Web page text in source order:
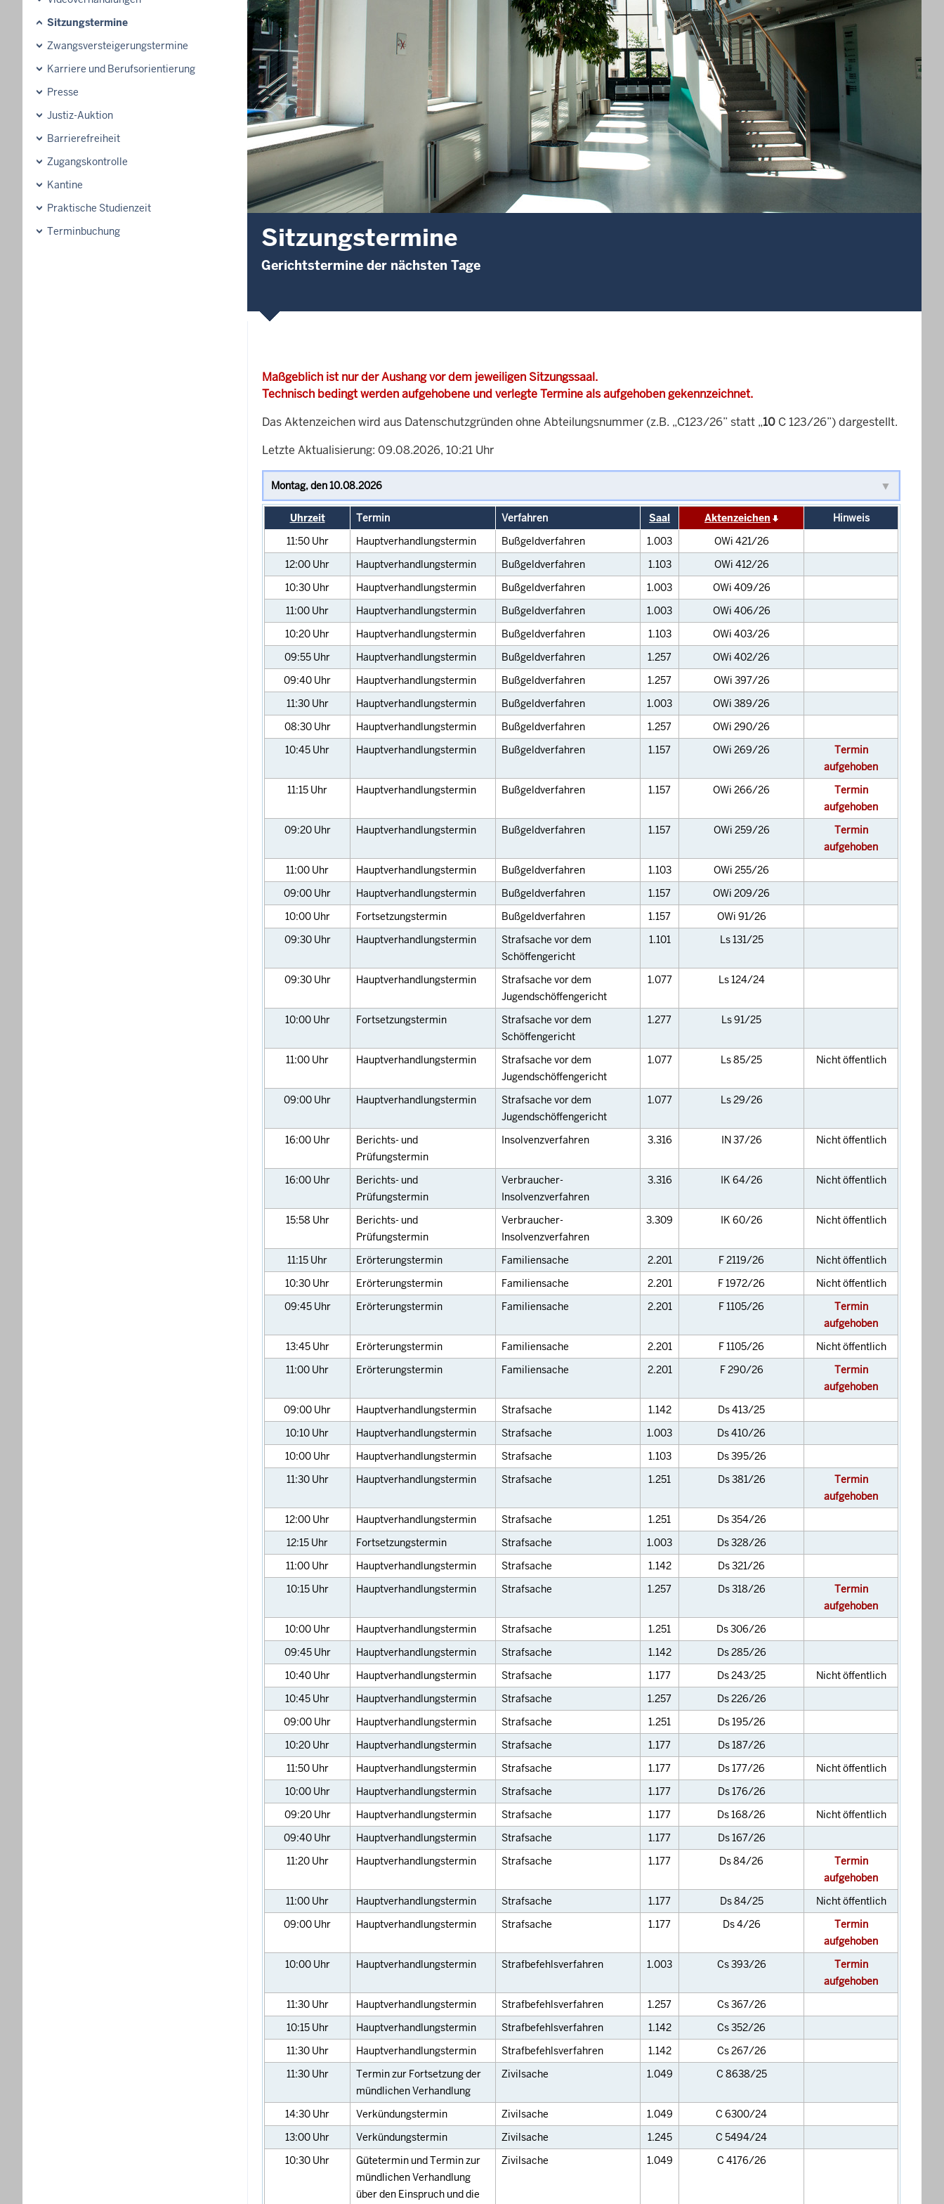
Sitzungstermine
Zwangsversteigerungstermine
Karriere und Berufsorientierung
Presse
Justiz-Auktion
Barrierefreiheit
Zugangskontrolle
Kantine
Praktische Studienzeit
Terminbuchung
Sitzungstermine
Gerichtstermine der nächsten Tage
Maßgeblich ist nur der Aushang vor dem jeweiligen Sitzungssaal.
Technisch bedingt werden aufgehobene und verlegte Termine als aufgehoben gekennzeichnet.
Das Aktenzeichen wird aus Datenschutzgründen ohne Abteilungsnummer (z.B. „C123/26” statt „10 C 123/26”) dargestellt.
Letzte Aktualisierung: 09.08.2026, 10:21 Uhr
Uhrzeit Termin Verfahren Saal Aktenzeichen
Hinweis
11:50 Uhr Hauptverhandlungstermin Bußgeldverfahren 1.003
OWi 421/26
12:00 Uhr Hauptverhandlungstermin Bußgeldverfahren 1.103
OWi 412/26
10:30 Uhr Hauptverhandlungstermin Bußgeldverfahren 1.003
OWi 409/26
11:00 Uhr Hauptverhandlungstermin Bußgeldverfahren 1.003
OWi 406/26
10:20 Uhr Hauptverhandlungstermin Bußgeldverfahren 1.103
OWi 403/26
09:55 Uhr Hauptverhandlungstermin Bußgeldverfahren 1.257
OWi 402/26
09:40 Uhr Hauptverhandlungstermin Bußgeldverfahren 1.257
OWi 397/26
11:30 Uhr Hauptverhandlungstermin Bußgeldverfahren 1.003
OWi 389/26
08:30 Uhr Hauptverhandlungstermin Bußgeldverfahren 1.257
OWi 290/26
10:45 Uhr Hauptverhandlungstermin Bußgeldverfahren 1.157 OWi 269/26
Termin
aufgehoben
11:15 Uhr Hauptverhandlungstermin Bußgeldverfahren 1.157 OWi 266/26
Termin
aufgehoben
09:20 Uhr Hauptverhandlungstermin Bußgeldverfahren 1.157 OWi 259/26
Termin
aufgehoben
11:00 Uhr Hauptverhandlungstermin Bußgeldverfahren 1.103
OWi 255/26
09:00 Uhr Hauptverhandlungstermin Bußgeldverfahren 1.157
OWi 209/26
10:00 Uhr Fortsetzungstermin Bußgeldverfahren 1.157
OWi 91/26
09:30 Uhr Hauptverhandlungstermin
Strafsache vor dem
Schöffengericht
1.101 Ls 131/25
09:30 Uhr Hauptverhandlungstermin
Strafsache vor dem
Jugendschöffengericht
1.077 Ls 124/24
10:00 Uhr Fortsetzungstermin
Strafsache vor dem
Schöffengericht
1.277 Ls 91/25
11:00 Uhr Hauptverhandlungstermin
Strafsache vor dem
Jugendschöffengericht
1.077 Ls 85/25 Nicht öffentlich
09:00 Uhr Hauptverhandlungstermin
Strafsache vor dem
Jugendschöffengericht
1.077 Ls 29/26
16:00 Uhr
Berichts- und
Prüfungstermin
Insolvenzverfahren 3.316 IN 37/26 Nicht öffentlich
16:00 Uhr
Berichts- und
Prüfungstermin
Verbraucher-
Insolvenzverfahren
3.316 IK 64/26 Nicht öffentlich
15:58 Uhr
Berichts- und
Prüfungstermin
Verbraucher-
Insolvenzverfahren
3.309 IK 60/26 Nicht öffentlich
11:15 Uhr Erörterungstermin Familiensache 2.201 F 2119/26
Nicht öffentlich
10:30 Uhr Erörterungstermin Familiensache 2.201 F 1972/26
Nicht öffentlich
09:45 Uhr Erörterungstermin Familiensache 2.201 F 1105/26
Termin
aufgehoben
13:45 Uhr Erörterungstermin Familiensache 2.201 F 1105/26
Nicht öffentlich
11:00 Uhr Erörterungstermin Familiensache 2.201 F 290/26
Termin
aufgehoben
09:00 Uhr Hauptverhandlungstermin Strafsache 1.142
Ds 413/25
10:10 Uhr Hauptverhandlungstermin Strafsache 1.003
Ds 410/26
10:00 Uhr Hauptverhandlungstermin Strafsache 1.103
Ds 395/26
11:30 Uhr Hauptverhandlungstermin Strafsache 1.251 Ds 381/26
Termin
aufgehoben
12:00 Uhr Hauptverhandlungstermin Strafsache 1.251
Ds 354/26
12:15 Uhr Fortsetzungstermin Strafsache 1.003
Ds 328/26
11:00 Uhr Hauptverhandlungstermin Strafsache 1.142
Ds 321/26
10:15 Uhr Hauptverhandlungstermin Strafsache 1.257 Ds 318/26
Termin
aufgehoben
10:00 Uhr Hauptverhandlungstermin Strafsache 1.251
Ds 306/26
09:45 Uhr Hauptverhandlungstermin Strafsache 1.142
Ds 285/26
10:40 Uhr Hauptverhandlungstermin Strafsache 1.177 Ds 243/25
Nicht öffentlich
10:45 Uhr Hauptverhandlungstermin Strafsache 1.257
Ds 226/26
09:00 Uhr Hauptverhandlungstermin Strafsache 1.251
Ds 195/26
10:20 Uhr Hauptverhandlungstermin Strafsache 1.177
Ds 187/26
11:50 Uhr Hauptverhandlungstermin Strafsache 1.177 Ds 177/26
Nicht öffentlich
10:00 Uhr Hauptverhandlungstermin Strafsache 1.177
Ds 176/26
09:20 Uhr Hauptverhandlungstermin Strafsache 1.177 Ds 168/26
Nicht öffentlich
09:40 Uhr Hauptverhandlungstermin Strafsache 1.177
Ds 167/26
11:20 Uhr Hauptverhandlungstermin Strafsache 1.177 Ds 84/26
Termin
aufgehoben
11:00 Uhr Hauptverhandlungstermin Strafsache 1.177 Ds 84/25
Nicht öffentlich
09:00 Uhr Hauptverhandlungstermin Strafsache 1.177 Ds 4/26
Termin
aufgehoben
10:00 Uhr Hauptverhandlungstermin Strafbefehlsverfahren 1.003 Cs 393/26
Termin
aufgehoben
11:30 Uhr Hauptverhandlungstermin Strafbefehlsverfahren 1.257
Cs 367/26
10:15 Uhr Hauptverhandlungstermin Strafbefehlsverfahren 1.142
Cs 352/26
11:30 Uhr Hauptverhandlungstermin Strafbefehlsverfahren 1.142
Cs 267/26
11:30 Uhr
Termin zur Fortsetzung der
mündlichen Verhandlung
Zivilsache 1.049 C 8638/25
14:30 Uhr Verkündungstermin Zivilsache 1.049
C 6300/24
13:00 Uhr Verkündungstermin Zivilsache 1.245
C 5494/24
10:30 Uhr
Gütetermin und Termin zur
mündlichen Verhandlung
über den Einspruch und die
Zivilsache 1.049 C 4176/26